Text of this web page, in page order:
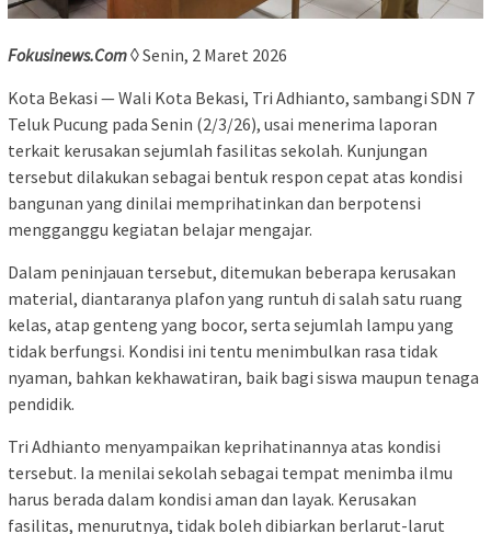
Fokusinews.Com◊ Senin, 2 Maret 2026
Kota Bekasi — Wali Kota Bekasi, Tri Adhianto, sambangi SDN 7
Teluk Pucung pada Senin (2/3/26), usai menerima laporan
terkait kerusakan sejumlah fasilitas sekolah. Kunjungan
tersebut dilakukan sebagai bentuk respon cepat atas kondisi
bangunan yang dinilai memprihatinkan dan berpotensi
mengganggu kegiatan belajar mengajar.
Dalam peninjauan tersebut, ditemukan beberapa kerusakan
material, diantaranya plafon yang runtuh di salah satu ruang
kelas, atap genteng yang bocor, serta sejumlah lampu yang
tidak berfungsi. Kondisi ini tentu menimbulkan rasa tidak
nyaman, bahkan kekhawatiran, baik bagi siswa maupun tenaga
pendidik.
Tri Adhianto menyampaikan keprihatinannya atas kondisi
tersebut. Ia menilai sekolah sebagai tempat menimba ilmu
harus berada dalam kondisi aman dan layak. Kerusakan
fasilitas, menurutnya, tidak boleh dibiarkan berlarut-larut